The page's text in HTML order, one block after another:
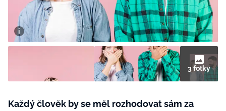
Tvoření
Rady a tipy
BurdaMedia
Extra
SVĚT ŽENY - 599 KČ
ROČNÍ PŘEDPLATNÉ SVĚT ŽENY +
SADA PRODUKTŮ MANA (10 ks)
3 fotky
Každý člověk by se měl rozhodovat sám za